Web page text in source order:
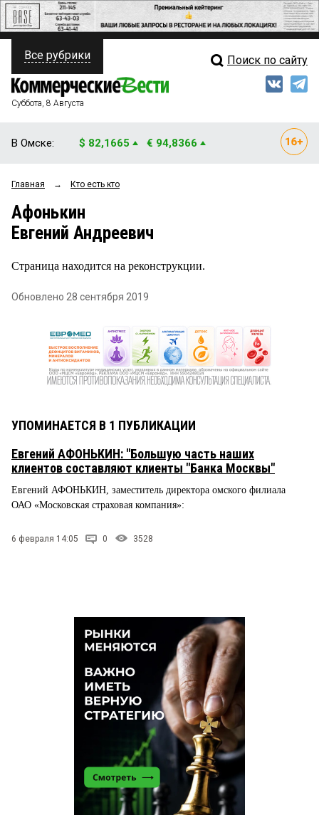
ПОЛИТИКА
ФИНАНСЫ
ОБЩЕСТВО
ЗАКОН
Свежий выпуск
Все рубрики Поиск по сайту
Суббота, 8 Августа
В Омске: $ 82,1665 € 94,8366
Главная → Кто есть кто
Афонькин
Евгений Андреевич
Страница находится на реконструкции.
Обновлено 28 сентября 2019
УПОМИНАЕТСЯ В 1 ПУБЛИКАЦИИ
Евгений АФОНЬКИН: "Большую часть наших
клиентов составляют клиенты "Банка Москвы"
Евгений АФОНЬКИН, заместитель директора омского филиала
ОАО «Московская страховая компания»:
6 февраля 14:05 0 3528